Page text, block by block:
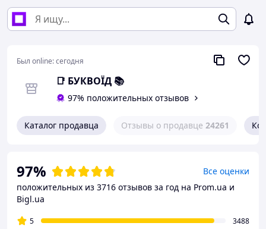
Был online:сегодня
📑 БУКВОЇД 📚
97% положительных отзывов
Каталог продавца Отзывы о продавце 24261
97%
Все оценки
положительных из 3716 отзывов за год на Prom.ua и
Bigl.ua
5
3488